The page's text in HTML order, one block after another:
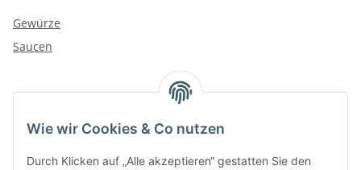
Wie wir Cookies & Co nutzen
Durch Klicken auf „Alle akzeptieren“ gestatten Sie den
Gewürze
Saucen
Kategorien